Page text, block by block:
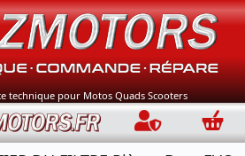
technique pour Motos Quads Scooters
Connection